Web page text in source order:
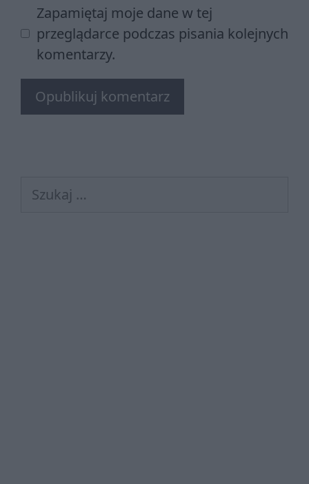
Zapamiętaj moje dane w tej
przeglądarce podczas pisania kolejnych
komentarzy.